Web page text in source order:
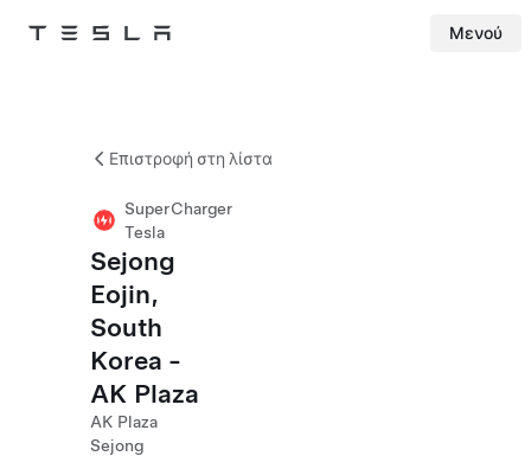
Tesla Μενού
Επιστροφή στη λίστα
SuperCharger
Tesla
Sejong
Eojin,
South
Korea -
AK Plaza
AK Plaza
Sejong